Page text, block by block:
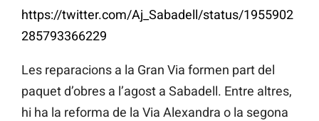
https://twitter.com/Aj_Sabadell/status/1955902
285793366229
Les reparacions a la Gran Via formen part del
paquet d’obres a l’agost a Sabadell. Entre altres,
hi ha la reforma de la Via Alexandra o la segona